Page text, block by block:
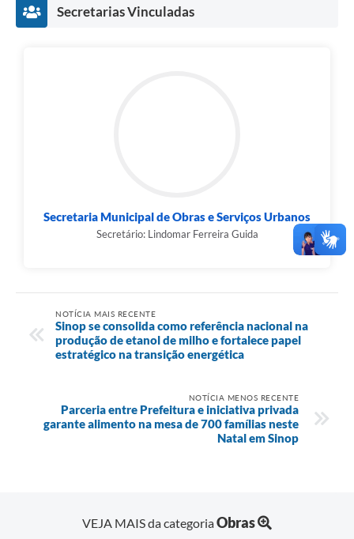
Secretarias Vinculadas
Secretaria Municipal de Obras e Serviços Urbanos
Secretário: Lindomar Ferreira Guida
NOTÍCIA MAIS RECENTE
Sinop se consolida como referência nacional na
produção de etanol de milho e fortalece papel
estratégico na transição energética
NOTÍCIA MENOS RECENTE
Parceria entre Prefeitura e iniciativa privada
garante alimento na mesa de 700 famílias neste
Natal em Sinop
VEJA MAIS da categoriaObras